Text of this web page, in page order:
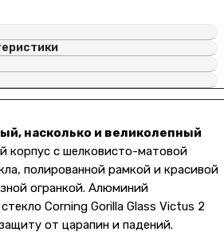
насколько и великолепный
корпус с шелковисто-матовой
полированной рамкой и красивой
огранкой. Алюминий
Corning Gorilla Glass Victus 2
от царапин и падений.